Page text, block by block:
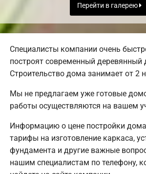
Перейти в галерею
Специалисты компании очень
построят современный деревянный
Строительство дома занимает от 2
Мы не предлагаем уже готовые
работы осуществляются на вашем
Информацию о цене постройки
тарифы на изготовление каркаса,
фундамента и другие важные
нашим специалистам по телефону,